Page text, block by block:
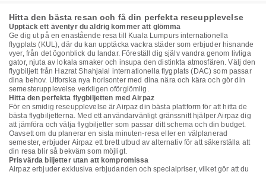
Hitta den bästa resan och få din perfekta reseupplevelse
Upptäck ett äventyr du aldrig kommer att glömma
Ge dig ut på en enastående resa till Kuala Lumpurs internationella
flygplats (KUL), där du kan upptäcka vackra städer som erbjuder hisnande
vyer, från det ögonblick du landar. Föreställ dig själv vandra genom livliga
gator, njuta av lokala smaker och insupa den distinkta atmosfären. Välj den
flygbiljett från Hazrat Shahjalal internationella flygplats (DAC) som passar
dina behov. Utforska nya horisonter med dina nära och kära och gör din
semesterupplevelse verkligen oförglömlig.
Hitta den perfekta flygbiljetten med Airpaz
För en smidig reseupplevelse är Airpaz din bästa plattform för att hitta de
bästa flygbiljetterna. Med ett användarvänligt gränssnitt hjälper Airpaz dig
att jämföra och välja flygbiljetter som passar ditt schema och din budget.
Oavsett om du planerar en sista minuten-resa eller en välplanerad
semester, erbjuder Airpaz ett brett utbud av alternativ för att säkerställa att
din resa blir så bekväm som möjligt.
Prisvärda biljetter utan att kompromissa
Airpaz erbjuder exklusiva erbjudanden och specialpriser, vilket gör att du